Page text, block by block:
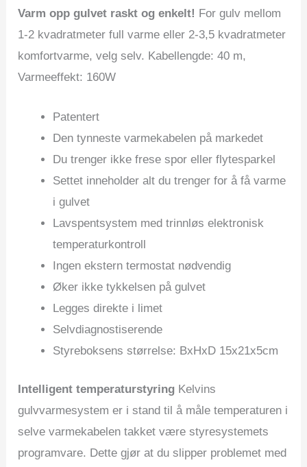
Varm opp gulvet raskt og enkelt! For gulv mellom
1-2 kvadratmeter full varme eller 2-3,5 kvadratmeter
komfortvarme, velg selv. Kabellengde: 40 m,
Varmeeffekt: 160W
Patentert
Den tynneste varmekabelen på markedet
Du trenger ikke frese spor eller flytesparkel
Settet inneholder alt du trenger for å få varme
i gulvet
Lavspentsystem med trinnløs elektronisk
temperaturkontroll
Ingen ekstern termostat nødvendig
Øker ikke tykkelsen på gulvet
Legges direkte i limet
Selvdiagnostiserende
Styreboksens størrelse: BxHxD 15x21x5cm
Intelligent temperaturstyring Kelvins
gulvvarmesystem er i stand til å måle temperaturen i
selve varmekabelen takket være styresystemets
programvare. Dette gjør at du slipper problemet med